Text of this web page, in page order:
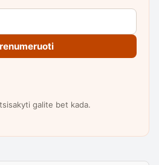
galite bet kada.